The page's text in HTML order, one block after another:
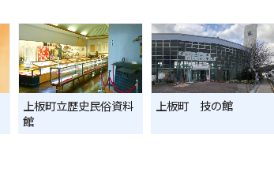
上板町立歴史民俗資料
館
上板町 技の館